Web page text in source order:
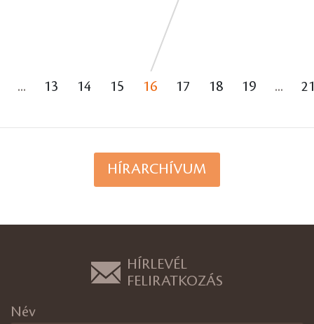
... 13 14 15 16 17 18 19 ...
HÍRARCHÍVUM
HÍRLEVÉL
FELIRATKOZÁS
Név